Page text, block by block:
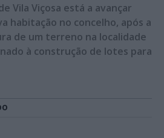
Vila Viçosa está a avançar
habitação no concelho, após a
de um terreno na localidade
à construção de lotes para